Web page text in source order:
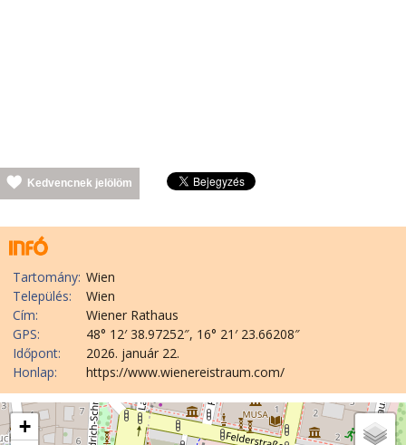
Kedvencnek jelölöm
Tartomány: Wien
Település:
Wien
Cím:
Wiener Rathaus
GPS:
48° 12′ 38.97252″, 16° 21′ 23.66208″
Időpont:
2026. január 22.
Honlap:
https://www.wienereistraum.com/
+